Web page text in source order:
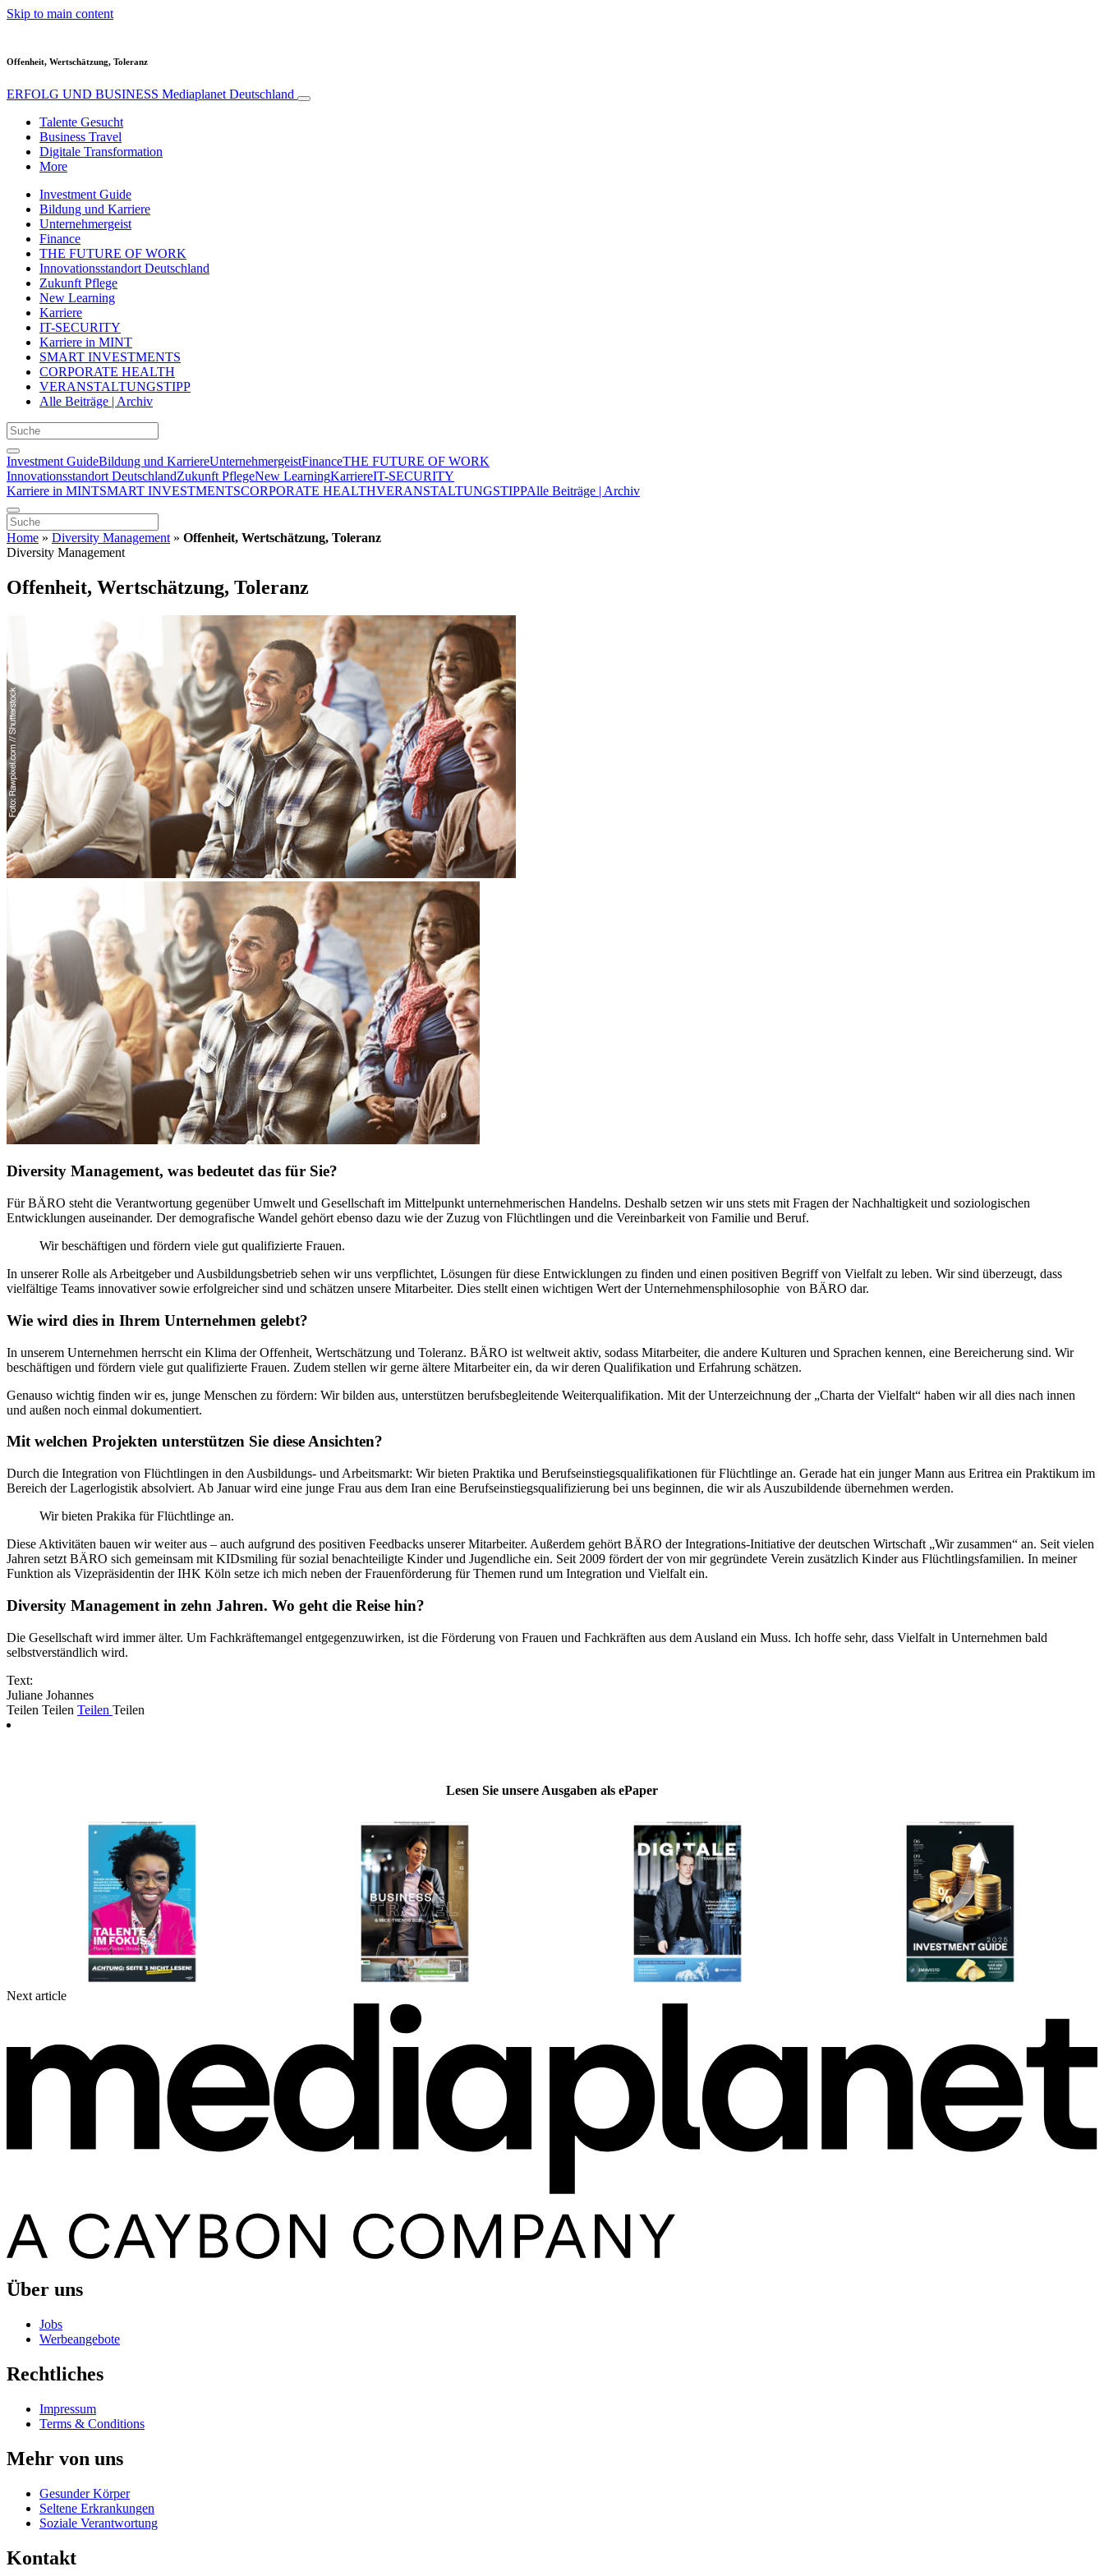
Skip to main content
Offenheit, Wertschätzung, Toleranz
ERFOLG UND BUSINESS Mediaplanet Deutschland
Talente Gesucht
Business Travel
Digitale Transformation
More
Investment Guide
Bildung und Karriere
Unternehmergeist
Finance
THE FUTURE OF WORK
Innovationsstandort Deutschland
Zukunft Pflege
New Learning
Karriere
IT-SECURITY
Karriere in MINT
SMART INVESTMENTS
CORPORATE HEALTH
VERANSTALTUNGSTIPP
Alle Beiträge | Archiv
Investment GuideBildung und KarriereUnternehmergeistFinanceTHE FUTURE OF WORK
Innovationsstandort DeutschlandZukunft PflegeNew LearningKarriereIT-SECURITY
Karriere in MINTSMART INVESTMENTSCORPORATE HEALTHVERANSTALTUNGSTIPPAlle Beiträge | Archiv
Home » Diversity Management » Offenheit, Wertschätzung, Toleranz
Diversity Management
Offenheit, Wertschätzung, Toleranz
Diversity Management, was bedeutet das für Sie?
Für BÄRO steht die Verantwortung gegenüber Umwelt und Gesellschaft im Mittelpunkt unternehmerischen Handelns. Deshalb setzen wir uns stets mit Fragen der Nachhaltigkeit und soziologischen
Entwicklungen auseinander. Der demografische Wandel gehört ebenso dazu wie der Zuzug von Flüchtlingen und die Vereinbarkeit von Familie und Beruf.
Wir beschäftigen und fördern viele gut qualifizierte Frauen.
In unserer Rolle als Arbeitgeber und Ausbildungsbetrieb sehen wir uns verpflichtet, Lösungen für diese Entwicklungen zu finden und einen positiven Begriff von Vielfalt zu leben. Wir sind überzeugt, dass
vielfältige Teams innovativer sowie erfolgreicher sind und schätzen unsere Mitarbeiter. Dies stellt einen wichtigen Wert der Unternehmensphilosophie von BÄRO dar.
Wie wird dies in Ihrem Unternehmen gelebt?
In unserem Unternehmen herrscht ein Klima der Offenheit, Wertschätzung und Toleranz. BÄRO ist weltweit aktiv, sodass Mitarbeiter, die andere Kulturen und Sprachen kennen, eine Bereicherung sind. Wir
beschäftigen und fördern viele gut qualifizierte Frauen. Zudem stellen wir gerne ältere Mitarbeiter ein, da wir deren Qualifikation und Erfahrung schätzen.
Genauso wichtig finden wir es, junge Menschen zu fördern: Wir bilden aus, unterstützen berufsbegleitende Weiterqualifikation. Mit der Unterzeichnung der „Charta der Vielfalt“ haben wir all dies nach innen
und außen noch einmal dokumentiert.
Mit welchen Projekten unterstützen Sie diese Ansichten?
Durch die Integration von Flüchtlingen in den Ausbildungs- und Arbeitsmarkt: Wir bieten Praktika und Berufseinstiegsqualifikationen für Flüchtlinge an. Gerade hat ein junger Mann aus Eritrea ein Praktikum im
Bereich der Lagerlogistik absolviert. Ab Januar wird eine junge Frau aus dem Iran eine Berufseinstiegsqualifizierung bei uns beginnen, die wir als Auszubildende übernehmen werden.
Wir bieten Prakika für Flüchtlinge an.
Diese Aktivitäten bauen wir weiter aus – auch aufgrund des positiven Feedbacks unserer Mitarbeiter. Außerdem gehört BÄRO der Integrations-Initiative der deutschen Wirtschaft „Wir zusammen“ an. Seit vielen
Jahren setzt BÄRO sich gemeinsam mit KIDsmiling für sozial benachteiligte Kinder und Jugendliche ein. Seit 2009 fördert der von mir gegründete Verein zusätzlich Kinder aus Flüchtlingsfamilien. In meiner
Funktion als Vizepräsidentin der IHK Köln setze ich mich neben der Frauenförderung für Themen rund um Integration und Vielfalt ein.
Diversity Management in zehn Jahren. Wo geht die Reise hin?
Die Gesellschaft wird immer älter. Um Fachkräftemangel entgegenzuwirken, ist die Förderung von Frauen und Fachkräften aus dem Ausland ein Muss. Ich hoffe sehr, dass Vielfalt in Unternehmen bald
selbstverständlich wird.
Text:
Juliane Johannes
Teilen Teilen Teilen Teilen
Lesen Sie unsere Ausgaben als ePaper
Next article
Über uns
Jobs
Werbeangebote
Rechtliches
Impressum
Terms & Conditions
Mehr von uns
Gesunder Körper
Seltene Erkrankungen
Soziale Verantwortung
Kontakt